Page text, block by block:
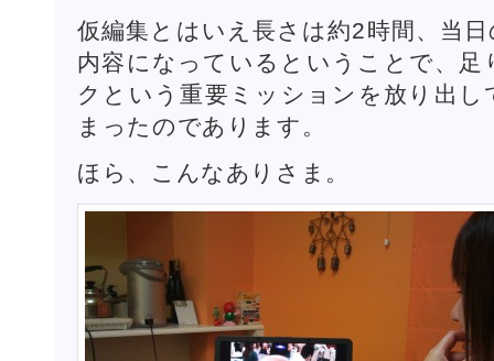
仮編集とはいえ長さは約2時間、当
内容になっているということで、
クという重要ミッションを放り出
まったのであります。
ほら、こんなありさま。